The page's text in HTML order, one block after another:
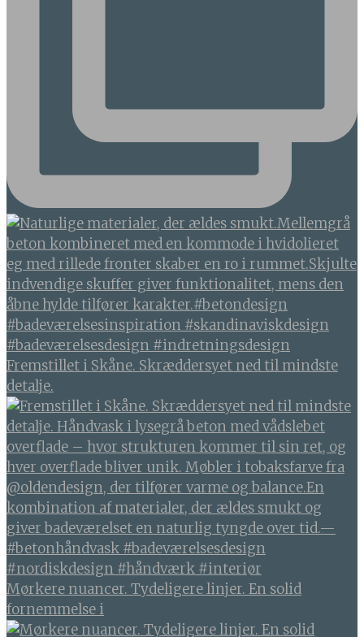
Fremstillet i Skåne. Skræddersyet ned til mindste
detalje.
Mørkere nuancer. Tydeligere linjer. En solid
fornemmelse i